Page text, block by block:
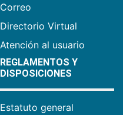
Correo
Directorio Virtual
Atención al usuario
REGLAMENTOS Y
DISPOSICIONES
Estatuto general